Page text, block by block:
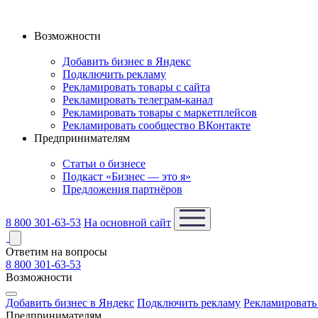
Возможности
Добавить бизнес в Яндекс
Подключить рекламу
Рекламировать товары с сайта
Рекламировать телеграм-канал
Рекламировать товары с маркетплейсов
Рекламировать сообщество ВКонтакте
Предпринимателям
Статьи о бизнесе
Подкаст «Бизнес — это я»
Предложения партнёров
8 800 301-63-53 На основной сайт
Ответим на вопросы
8 800 301-63-53
Возможности
Добавить бизнес в Яндекс Подключить рекламу
Предпринимателям